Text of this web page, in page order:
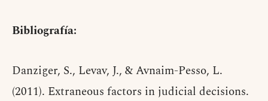
Bibliografía:
Danziger, S., Levav, J., & Avnaim-Pesso, L.
(2011). Extraneous factors in judicial decisions.